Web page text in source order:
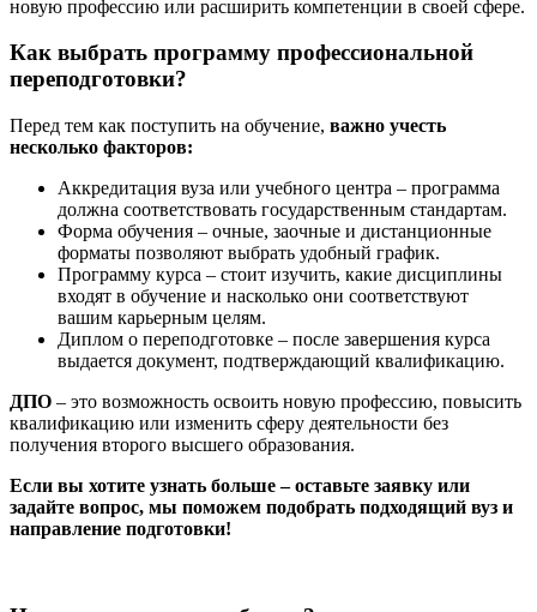
новую профессию или расширить компетенции в своей сфере.
Как выбрать программу профессиональной
переподготовки?
Перед тем как поступить на обучение, важно учесть
несколько факторов:
Аккредитация вуза или учебного центра – программа
должна соответствовать государственным стандартам.
Форма обучения – очные, заочные и дистанционные
форматы позволяют выбрать удобный график.
Программу курса – стоит изучить, какие дисциплины
входят в обучение и насколько они соответствуют
вашим карьерным целям.
Диплом о переподготовке – после завершения курса
выдается документ, подтверждающий квалификацию.
ДПО – это возможность освоить новую профессию, повысить
квалификацию или изменить сферу деятельности без
получения второго высшего образования.
Если вы хотите узнать больше – оставьте заявку или
задайте вопрос, мы поможем подобрать подходящий вуз и
направление подготовки!